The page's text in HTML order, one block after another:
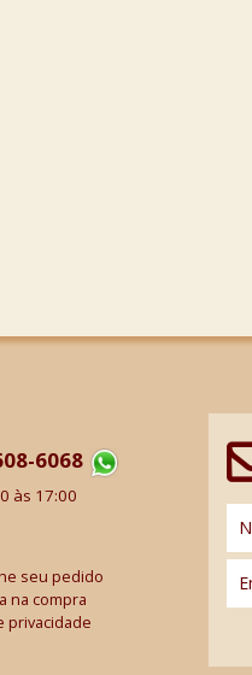
6068
às 17:00
seu pedido
na compra
privacidade